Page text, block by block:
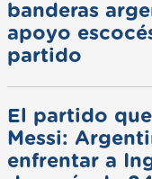
banderas
apoyo
partido
El partido
Messi:
enfrentar a